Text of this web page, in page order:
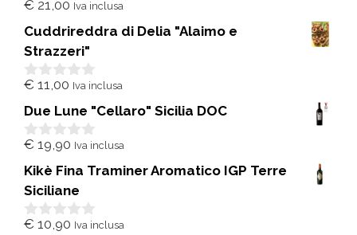
0
u
5
€ 21,00 Iva inclusa
Cuddrireddra di Delia "Alaimo e
Strazzeri"
0
u
5
€ 11,00 Iva inclusa
Due Lune "Cellaro" Sicilia DOC
0
u
5
€ 19,90 Iva inclusa
Kikè Fina Traminer Aromatico IGP Terre
Siciliane
0
€ 10,90 Iva inclusa